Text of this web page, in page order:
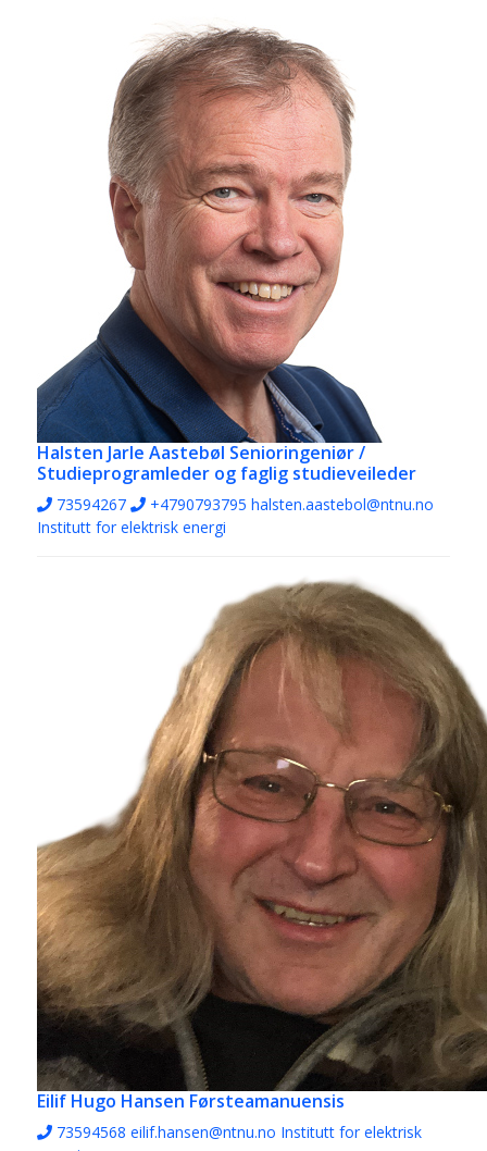
Halsten Jarle Aastebøl Senioringeniør /
Studieprogramleder og faglig studieveileder
73594267 +4790793795 halsten.aastebol@ntnu.no
Institutt for elektrisk energi
Eilif Hugo Hansen Førsteamanuensis
73594568 eilif.hansen@ntnu.no Institutt for elektrisk